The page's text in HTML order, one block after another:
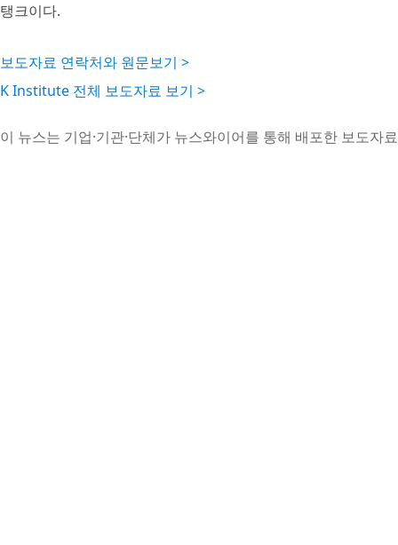
탱크이다.
보도자료 연락처와 원문보기 >
K Institute 전체 보도자료 보기 >
이 뉴스는 기업·기관·단체가 뉴스와이어를 통해 배포한 보도자